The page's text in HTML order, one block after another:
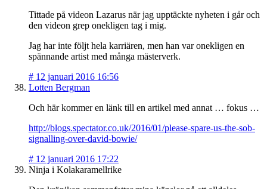
Tittade på videon Lazarus när jag upptäckte nyheten i går och
den videon grep onekligen tag i mig.
Jag har inte följt hela karriären, men han var onekligen en
spännande artist med många mästerverk.
# 12 januari 2016 16:56
Lotten Bergman
Och här kommer en länk till en artikel med annat … fokus …
http://blogs.spectator.co.uk/2016/01/please-spare-us-the-sob-
signalling-over-david-bowie/
# 12 januari 2016 17:22
Ninja i Kolakaramellrike